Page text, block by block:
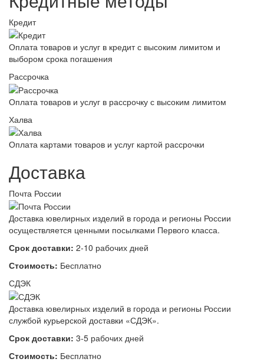
Кредит
Оплата товаров и услуг в кредит с высоким лимитом и
выбором срока погашения
Рассрочка
Оплата товаров и услуг в рассрочку с высоким лимитом
Халва
Оплата картами товаров и услуг картой рассрочки
Доставка
Почта России
Доставка ювелирных изделий в города и регионы России
осуществляется ценными посылками Первого класса.
Срок доставки: 2-10 рабочих дней
Стоимость: Бесплатно
СДЭК
Доставка ювелирных изделий в города и регионы России
службой курьерской доставки «СДЭК».
Срок доставки: 3-5 рабочих дней
Стоимость: Бесплатно